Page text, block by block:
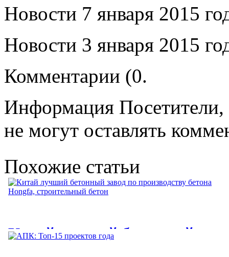
Новости 7 января 2015
Новости 3 января 2015
Комментарии (0.
Информация Посетители,
не могут оставлять
Похожие статьи
Китай лучший бетонный